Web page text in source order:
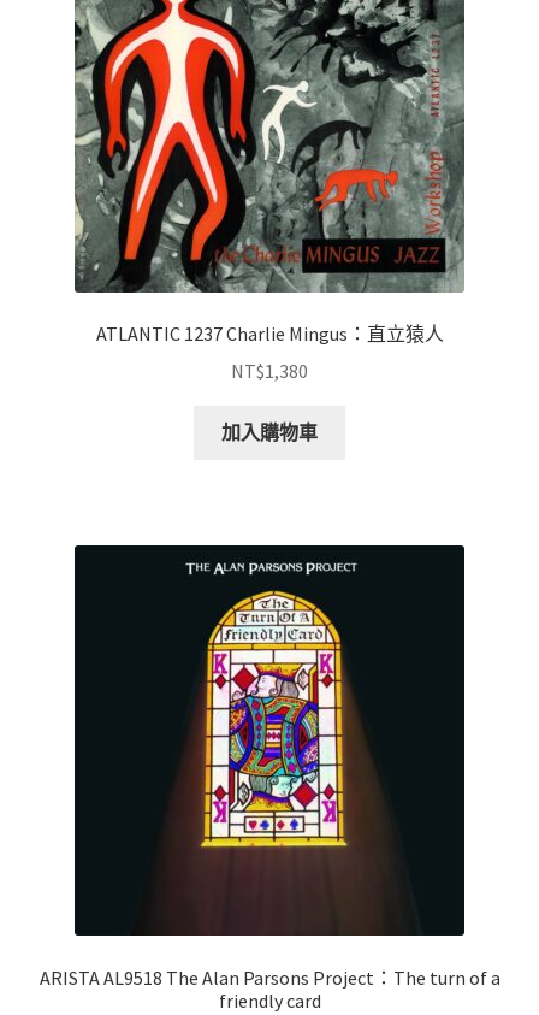
ATLANTIC 1237 Charlie Mingus：直立猿人
NT$1,380
加入購物車
ARISTA AL9518 The Alan Parsons Project：The turn of a
friendly card